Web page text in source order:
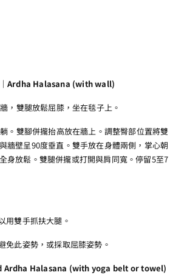
｜Ardha Halasana (with wall)
，雙腿放鬆屈膝，坐在毯子上。
。雙腳併攏抬高放在牆上。調整臀部位置將雙
牆壁呈90度垂直。雙手放在身體兩側，掌心朝
身放鬆。雙腿併攏或打開與肩同寬。停留5至7
用雙手抓扶大腿。
免此姿勢，或採取屈膝姿勢。
Ardha Halasana (with yoga belt or towel)